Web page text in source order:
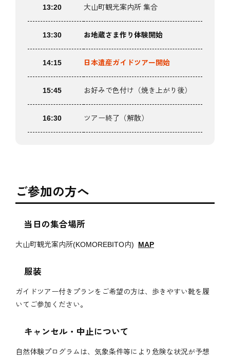
13:20 大山町観光案内所 集合
13:30 お地蔵さま作り体験開始
14:15 日本遺産ガイドツアー開始
15:45 お好みで色付け（焼き上がり後）
16:30 ツアー終了（解散）
ご参加の方へ
当日の集合場所
大山町観光案内所(KOMOREBITO内) MAP
服装
ガイドツアー付きプランをご希望の方は、歩きやすい靴を履
いてご参加ください。
キャンセル・中止について
自然体験プログラムは、気象条件等により危険な状況が予想